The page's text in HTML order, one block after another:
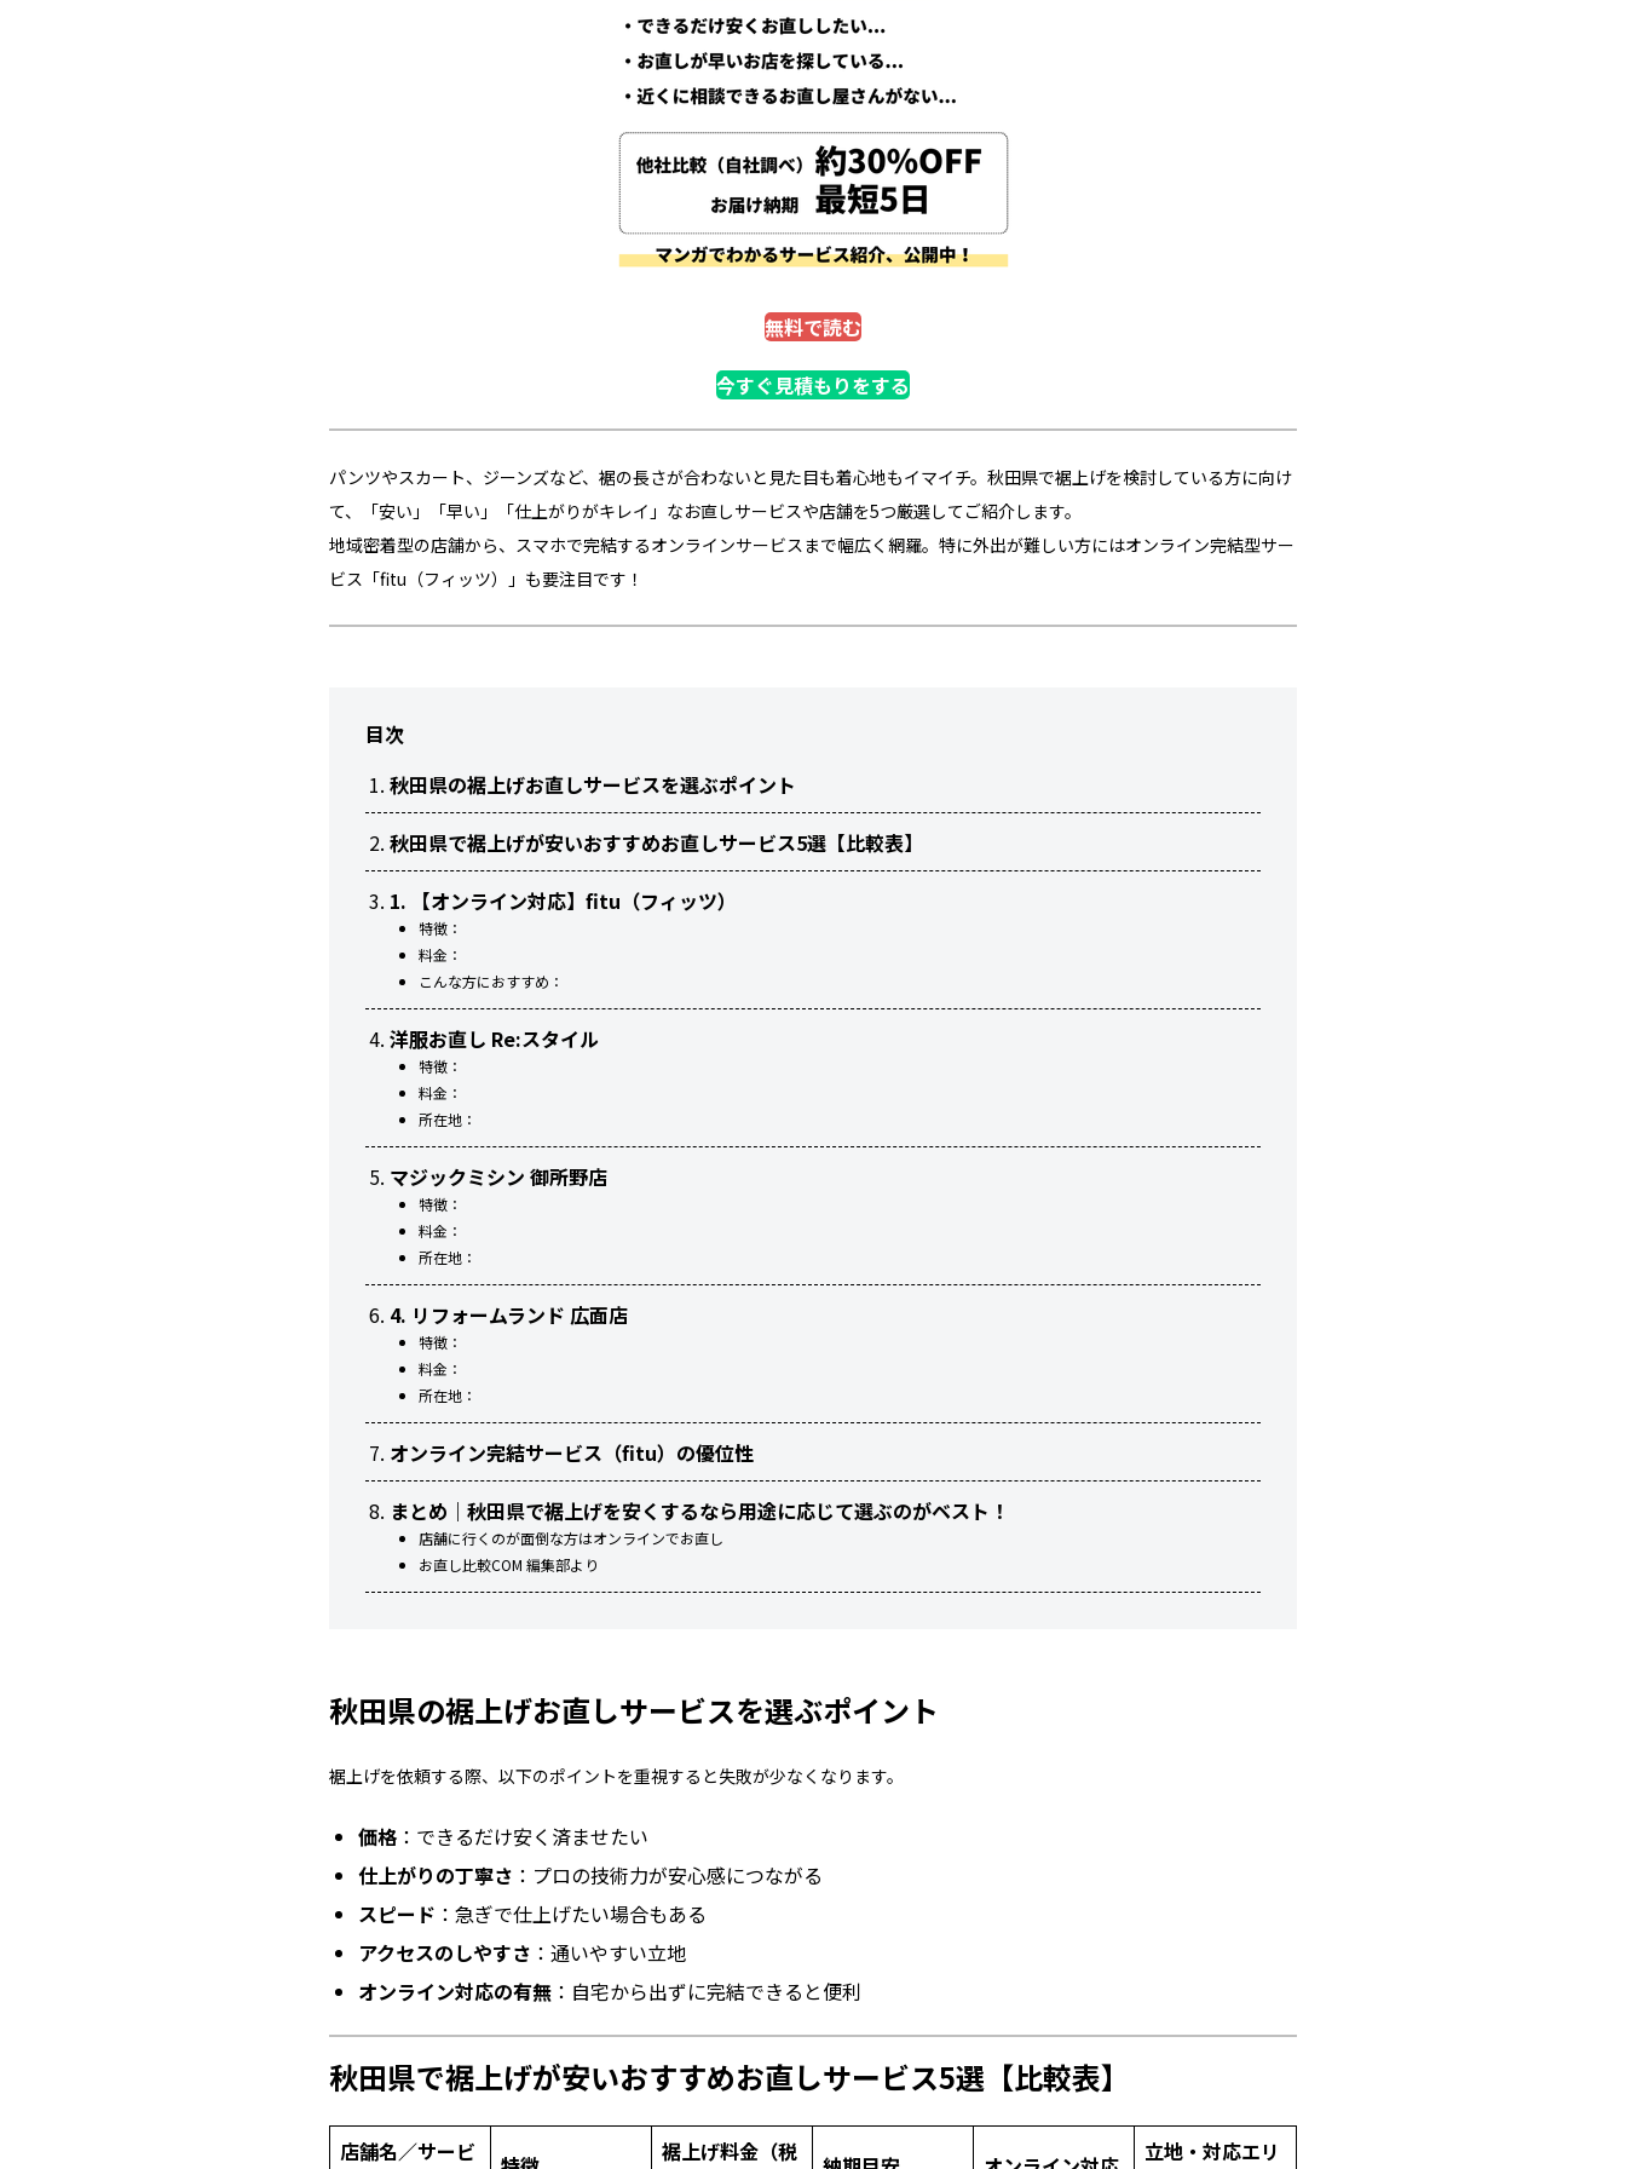
無料で読む
今すぐ見積もりをする
パンツやスカート、ジーンズなど、裾の長さが合わないと見た目も着心地もイマイチ。秋田県で裾上げを検討している方に向け
て、「安い」「早い」「仕上がりがキレイ」なお直しサービスや店舗を5つ厳選してご紹介します。
地域密着型の店舗から、スマホで完結するオンラインサービスまで幅広く網羅。特に外出が難しい方にはオンライン完結型サー
ビス「fitu（フィッツ）」も要注目です！
目次
秋田県の裾上げお直しサービスを選ぶポイント
秋田県で裾上げが安いおすすめお直しサービス5選【比較表】
1. 【オンライン対応】fitu（フィッツ）
特徴：
料金：
こんな方におすすめ：
洋服お直し Re:スタイル
特徴：
料金：
所在地：
マジックミシン 御所野店
特徴：
料金：
所在地：
4. リフォームランド 広面店
特徴：
料金：
所在地：
オンライン完結サービス（fitu）の優位性
まとめ｜秋田県で裾上げを安くするなら用途に応じて選ぶのがベスト！
店舗に行くのが面倒な方はオンラインでお直し
お直し比較COM 編集部より
秋田県の裾上げお直しサービスを選ぶポイント
裾上げを依頼する際、以下のポイントを重視すると失敗が少なくなります。
価格 ：できるだけ安く済ませたい
仕上がりの丁寧さ ：プロの技術力が安心感につながる
スピード ：急ぎで仕上げたい場合もある
アクセスのしやすさ ：通いやすい立地
オンライン対応の有無 ：自宅から出ずに完結できると便利
秋田県で裾上げが安いおすすめお直しサービス5選【比較表】
店舗名／サービ
裾上げ料金（税
立地・対応エリ